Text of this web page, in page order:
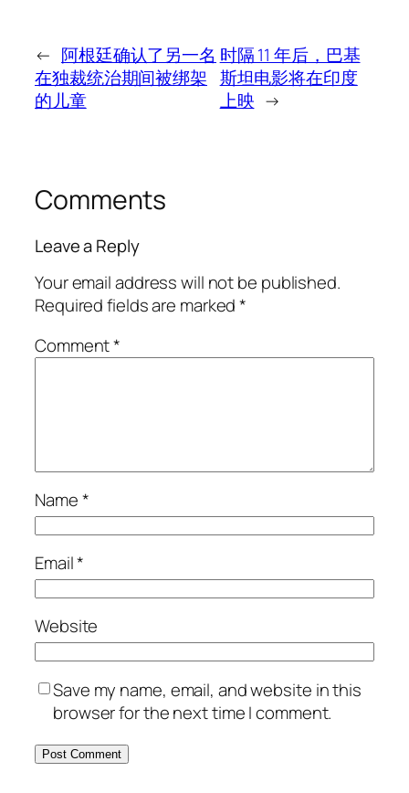
← 阿根廷确认了另一名
在独裁统治期间被绑架
的儿童
时隔 11 年后，巴基
斯坦电影将在印度
上映 →
Comments
Leave a Reply
Your email address will not be published.
Required fields are marked*
Comment*
Name*
Email*
Website
Save my name, email, and website in this
browser for the next time I comment.